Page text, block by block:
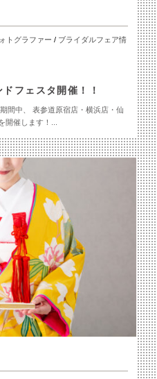
トグラファー / ブライダルフェア情
フェスタ開催！！
間中、 表参道原宿店・横浜店・仙
開催します！...